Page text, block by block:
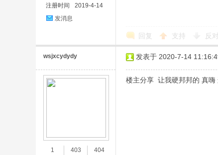
注册时间
2019-4-14
发消息
回复 支持 反对
wsjxcydydy
1
403
404
发表于 2020-7-14
楼主分享 让我硬邦邦的 真嗨